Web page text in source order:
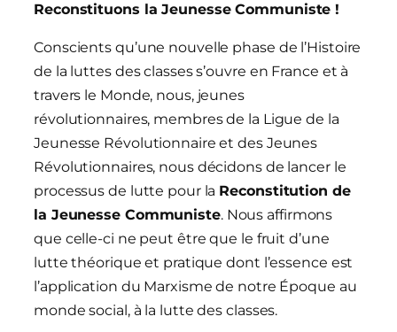
Reconstituons la Jeunesse Communiste !
Conscients qu’une nouvelle phase de l’Histoire
de la luttes des classes s’ouvre en France et à
travers le Monde, nous, jeunes
révolutionnaires, membres de la Ligue de la
Jeunesse Révolutionnaire et des Jeunes
Révolutionnaires, nous décidons de lancer le
processus de lutte pour la Reconstitution de
la Jeunesse Communiste. Nous affirmons
que celle-ci ne peut être que le fruit d’une
lutte théorique et pratique dont l’essence est
l’application du Marxisme de notre Époque au
monde social, à la lutte des classes.